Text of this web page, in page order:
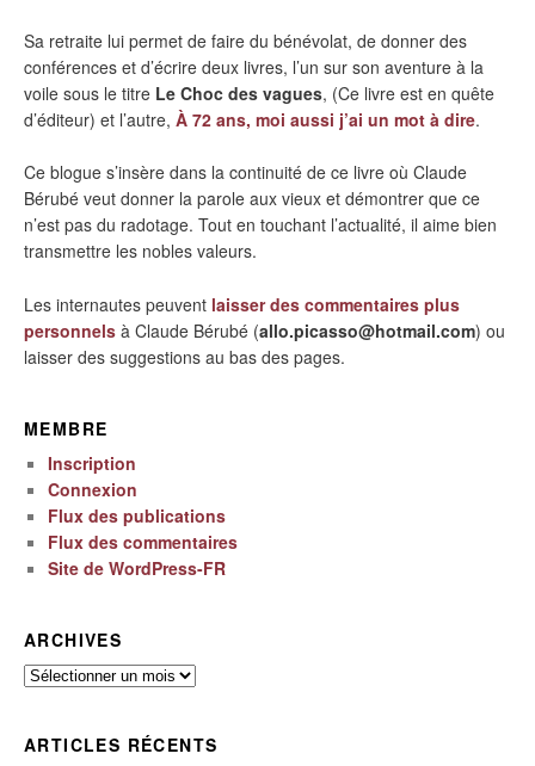
Sa retraite lui permet de faire du bénévolat, de donner des
conférences et d’écrire deux livres, l’un sur son aventure à la
voile sous le titre Le Choc des vagues, (Ce livre est en quête
d’éditeur) et l’autre, À 72 ans, moi aussi j’ai un mot à dire.
Ce blogue s’insère dans la continuité de ce livre où Claude
Bérubé veut donner la parole aux vieux et démontrer que ce
n’est pas du radotage. Tout en touchant l’actualité, il aime bien
transmettre les nobles valeurs.
Les internautes peuvent laisser des commentaires plus
personnels à Claude Bérubé (allo.picasso@hotmail.com) ou
laisser des suggestions au bas des pages.
MEMBRE
Inscription
Connexion
Flux des publications
Flux des commentaires
Site de WordPress-FR
ARCHIVES
Archives
ARTICLES RÉCENTS